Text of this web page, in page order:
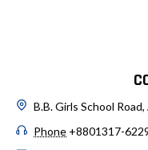
B.B. Girls School
Phone +8801317-